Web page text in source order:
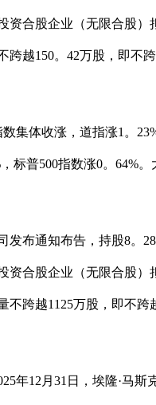
资合股企业（无限合股）
跨越150。42万股，即不
体收涨，道指涨1。
标普500指数涨0。64%
布通知布告，持股8。
资合股企业（无限合股）
不跨越1125万股，即不跨
12月31日，埃隆·马斯